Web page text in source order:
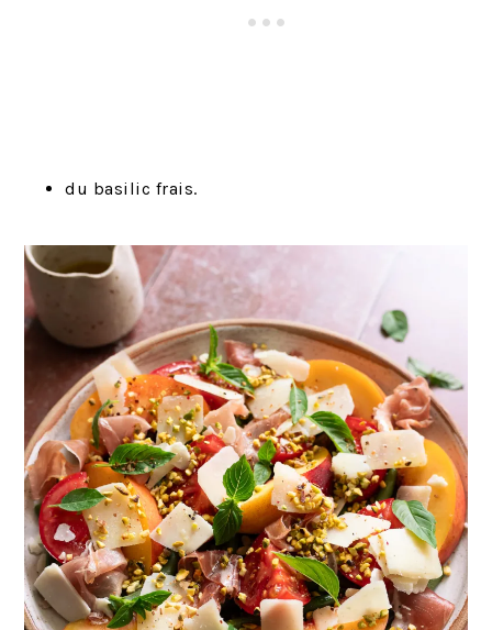
du basilic frais.